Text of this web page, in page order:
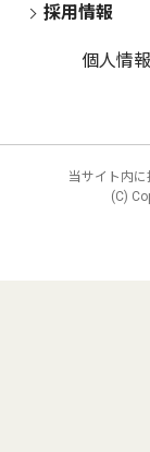
採用情報
個人情
当サイト内に
(C)